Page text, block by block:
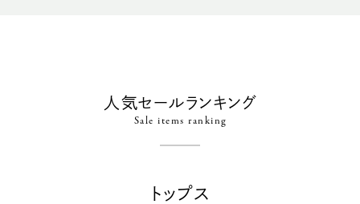
人気セールランキング
Sale items ranking
トップス